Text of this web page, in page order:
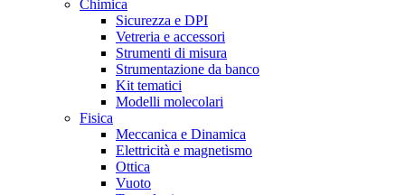
Chimica
Sicurezza e DPI
Vetreria e accessori
Strumenti di misura
Strumentazione da banco
Kit tematici
Modelli molecolari
Fisica
Meccanica e Dinamica
Elettricità e magnetismo
Ottica
Vuoto